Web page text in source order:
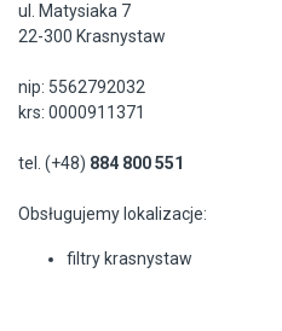
ul. Matysiaka 7
22-300 Krasnystaw
nip: 5562792032
krs: 0000911371
tel. (+48) 884 800 551
Obsługujemy lokalizacje:
filtry krasnystaw